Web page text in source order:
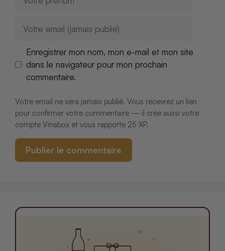
mail
Enregistrer mon nom, mon e-mail et mon site
dans le navigateur pour mon prochain
commentaire.
Votre email ne sera jamais publié. Vous recevrez un lien
pour confirmer votre commentaire — il crée aussi votre
compte Vinabox et vous rapporte 25 XP.